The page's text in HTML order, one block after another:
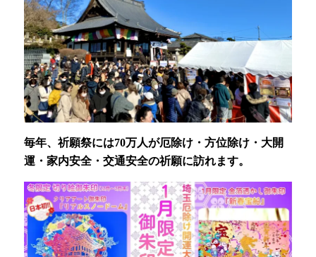
毎年、祈願祭には70万人が厄除け・方位除け・大開
運・家内安全・交通安全の祈願に訪れます。